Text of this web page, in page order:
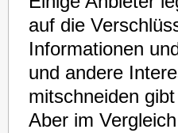
auf die
Informationen
und andere
mitschneiden
Aber im